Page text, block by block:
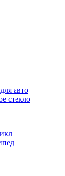
авто
стекло